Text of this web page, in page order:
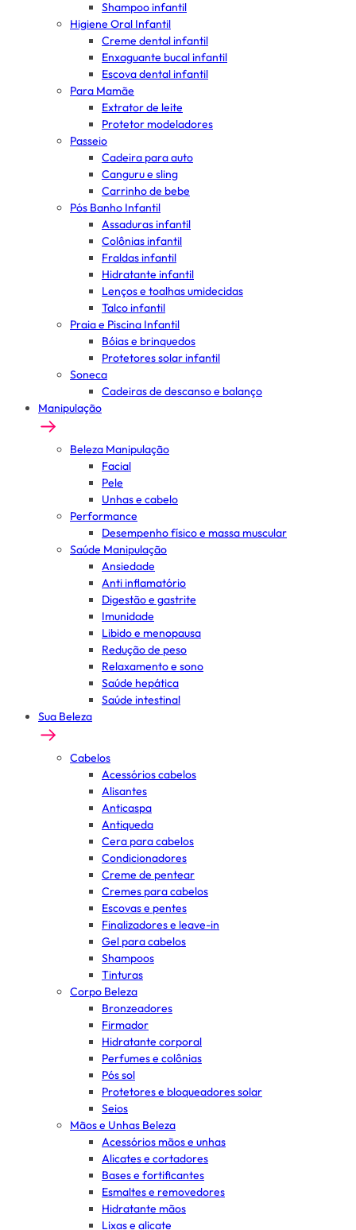
Shampoo infantil
Higiene Oral Infantil
Creme dental infantil
Enxaguante bucal infantil
Escova dental infantil
Para Mamãe
Extrator de leite
Protetor modeladores
Passeio
Cadeira para auto
Canguru e sling
Carrinho de bebe
Pós Banho Infantil
Assaduras infantil
Colônias infantil
Fraldas infantil
Hidratante infantil
Lenços e toalhas umidecidas
Talco infantil
Praia e Piscina Infantil
Bóias e brinquedos
Protetores solar infantil
Soneca
Cadeiras de descanso e balanço
Manipulação
Beleza Manipulação
Facial
Pele
Unhas e cabelo
Performance
Desempenho físico e massa muscular
Saúde Manipulação
Ansiedade
Anti inflamatório
Digestão e gastrite
Imunidade
Libido e menopausa
Redução de peso
Relaxamento e sono
Saúde hepática
Saúde intestinal
Sua Beleza
Cabelos
Acessórios cabelos
Alisantes
Anticaspa
Antiqueda
Cera para cabelos
Condicionadores
Creme de pentear
Cremes para cabelos
Escovas e pentes
Finalizadores e leave-in
Gel para cabelos
Shampoos
Tinturas
Corpo Beleza
Bronzeadores
Firmador
Hidratante corporal
Perfumes e colônias
Pós sol
Protetores e bloqueadores solar
Seios
Mãos e Unhas Beleza
Acessórios mãos e unhas
Alicates e cortadores
Bases e fortificantes
Esmaltes e removedores
Hidratante mãos
Lixas e alicate